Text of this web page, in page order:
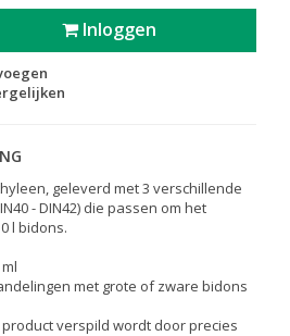
Inloggen
geleverd met 3 verschillende
- DIN42) die passen om het
l bidons.
met grote of zware bidons
verspild wordt door precies